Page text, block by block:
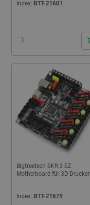
Index: BTT-21601
Bigtreetech SKR 3 EZ
Motherboard für 3D-Drucker
Index: BTT-21679